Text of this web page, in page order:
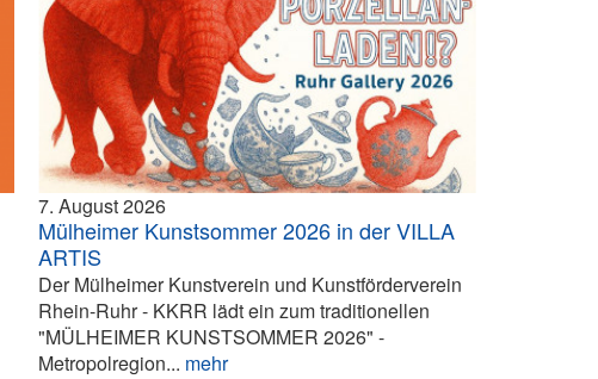
7. August 2026
Mülheimer Kunstsommer 2026 in der VILLA
ARTIS
Der Mülheimer Kunstverein und Kunstförderverein
Rhein-Ruhr - KKRR lädt ein zum traditionellen
"MÜLHEIMER KUNSTSOMMER 2026" -
Metropolregion... mehr